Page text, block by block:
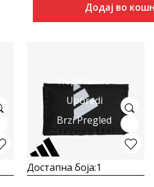
Додај во
Подетално
Uporedi
Brzi Pregled
Достапна боја:1